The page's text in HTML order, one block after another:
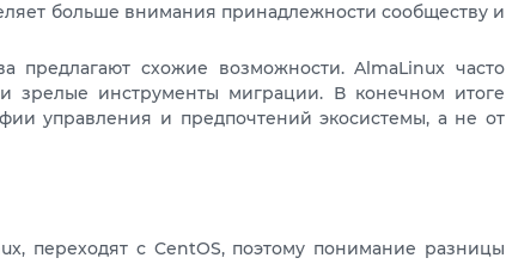
больше внимания принадлежности сообществу и
предлагают схожие возможности. AlmaLinux часто
зрелые инструменты миграции. В конечном итоге
управления и предпочтений экосистемы, а не от
переходят с CentOS, поэтому понимание разницы